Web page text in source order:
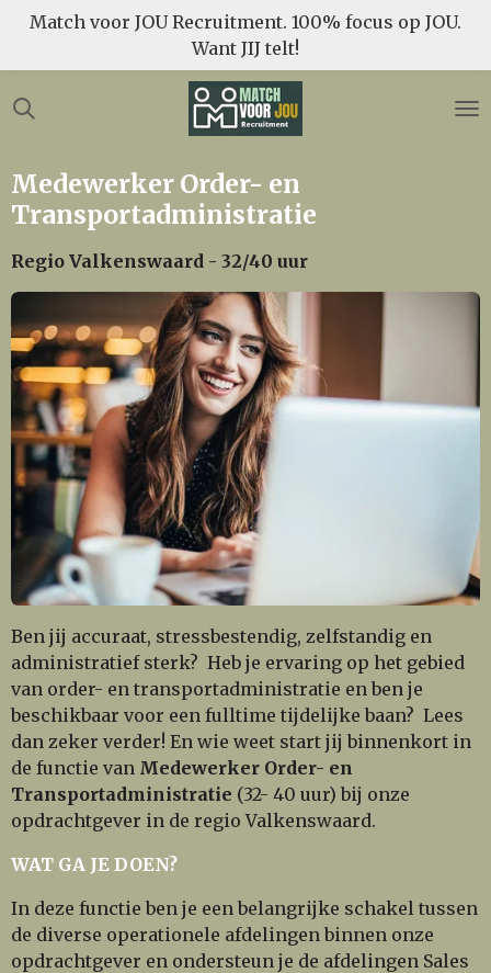
Ga
naar
de
Match voor JOU Recruitment. 100% focus op JOU.
Want JIJ telt!
Medewerker Order- en
Transportadministratie
Regio Valkenswaard - 32/40 uur
Ben jij accuraat, stressbestendig, zelfstandig en
administratief sterk? Heb je ervaring op het gebied
van order- en transportadministratie en ben je
beschikbaar voor een fulltime tijdelijke baan? Lees
dan zeker verder! En wie weet start jij binnenkort in
de functie van Medewerker Order- en
Transportadministratie (32- 40 uur) bij onze
opdrachtgever in de regio Valkenswaard.
WAT GA JE DOEN?
In deze functie ben je een belangrijke schakel tussen
de diverse operationele afdelingen binnen onze
opdrachtgever en ondersteun je de afdelingen Sales